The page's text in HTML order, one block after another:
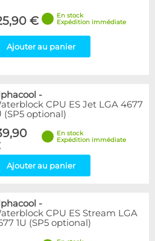
€
En stock
Expédition immédiate
Ajouter au panier
-
CPU ES Jet LGA 4677
(SP5 optional)
En stock
Expédition immédiate
Ajouter au panier
-
CPU ES Stream LGA
1U (SP5 optional)